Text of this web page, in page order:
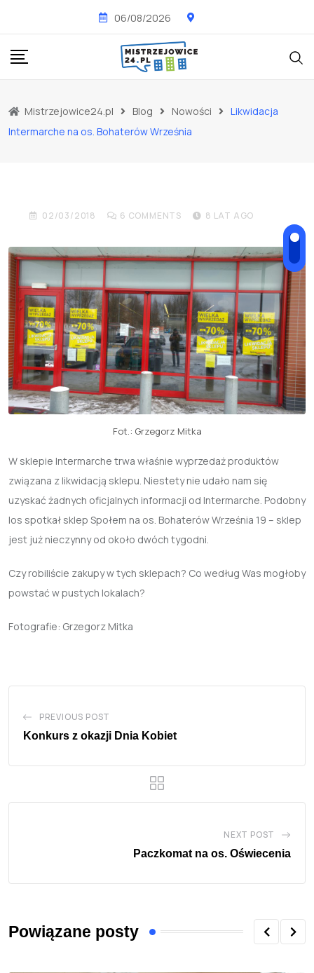
content
06/08/2026
Mistrzejowice24.pl Blog Nowości
Likwidacja
Intermarche na os. Bohaterów Września
NOWOŚCI OSIEDLE BOHATERÓW WRZEŚNIA
02/03/2018 6 COMMENTS 8 LAT AGO
Fot.: Grzegorz Mitka
W sklepie Intermarche trwa właśnie wyprzedaż produktów
związana z likwidacją sklepu. Niestety nie udało nam się
uzyskać żadnych oficjalnych informacji od Intermarche. Podobny
los spotkał sklep Społem na os. Bohaterów Września 19 – sklep
jest już nieczynny od około dwóch tygodni.
Czy robiliście zakupy w tych sklepach? Co według Was mogłoby
powstać w pustych lokalach?
Fotografie: Grzegorz Mitka
PREVIOUS POST
Konkurs z okazji Dnia Kobiet
NEXT POST
Paczkomat na os. Oświecenia
Powiązane posty